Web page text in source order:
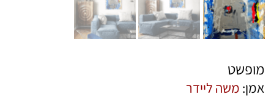
מופשט
אמן: משה ליידר